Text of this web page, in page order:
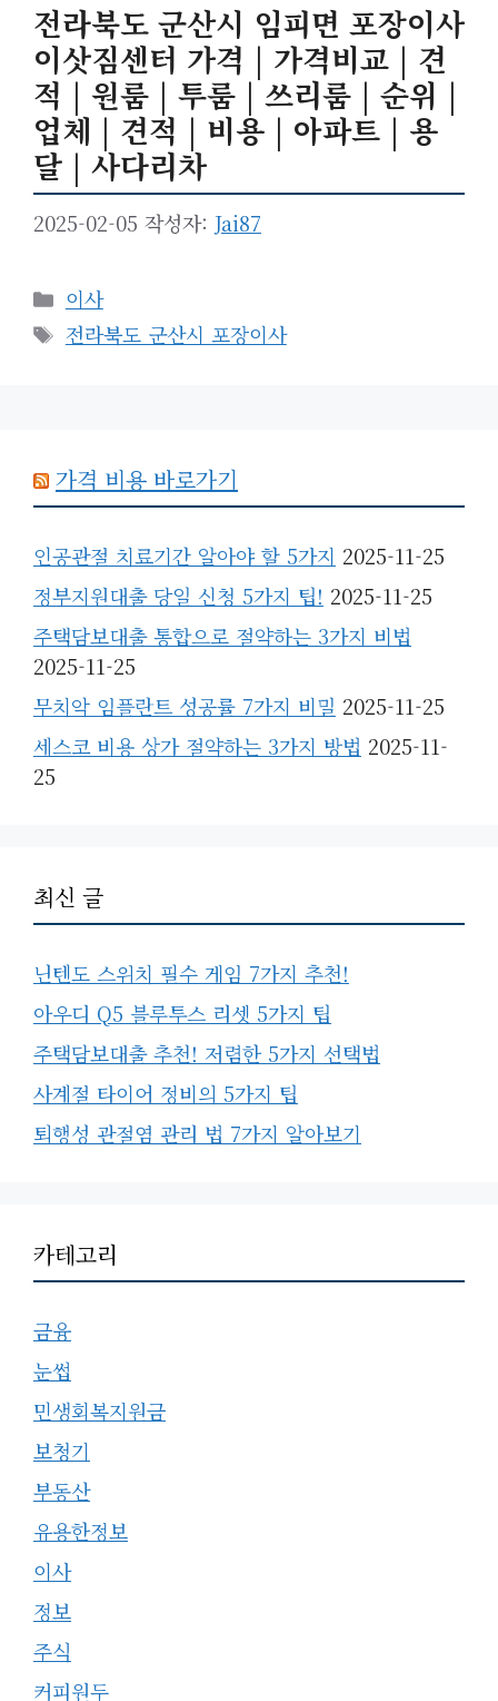
전라북도 군산시 임피면 포장이사
이삿짐센터 가격 | 가격비교 | 견
적 | 원룸 | 투룸 | 쓰리룸 | 순위 |
업체 | 견적 | 비용 | 아파트 | 용
달 | 사다리차
2025-02-05 작성자: Jai87
카
테
고
이사
태
전라북도 군산시 포장이사
가격 비용 바로가기
인공관절 치료기간 알아야 할 5가지 2025-11-25
정부지원대출 당일 신청 5가지 팁! 2025-11-25
주택담보대출 통합으로 절약하는 3가지 비법
2025-11-25
무치악 임플란트 성공률 7가지 비밀 2025-11-25
세스코 비용 상가 절약하는 3가지 방법 2025-11-
25
최신 글
닌텐도 스위치 필수 게임 7가지 추천!
아우디 Q5 블루투스 리셋 5가지 팁
주택담보대출 추천! 저렴한 5가지 선택법
사계절 타이어 정비의 5가지 팁
퇴행성 관절염 관리 법 7가지 알아보기
카테고리
금융
눈썹
민생회복지원금
보청기
부동산
유용한정보
이사
정보
주식
커피원두